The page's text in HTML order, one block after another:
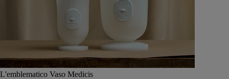
L'emblematico Vaso Medicis